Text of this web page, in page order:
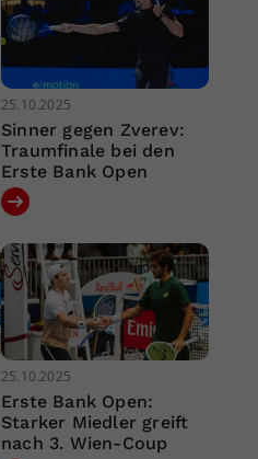
25.10.2025
Sinner gegen Zverev:
Traumfinale bei den
Erste Bank Open
25.10.2025
Erste Bank Open:
Starker Miedler greift
nach 3. Wien-Coup